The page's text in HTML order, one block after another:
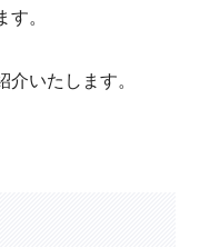
。
いたします。